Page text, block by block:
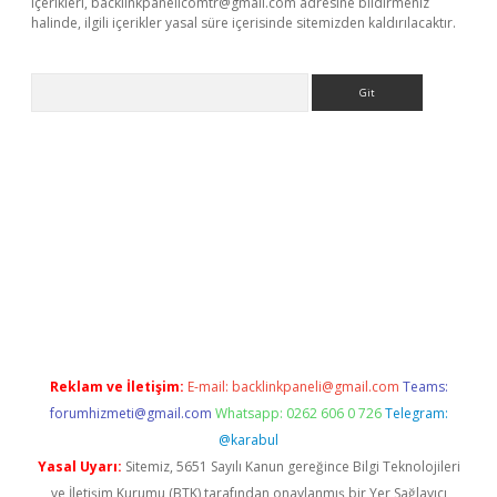
halinde, ilgili içerikler yasal süre içerisinde sitemizden kaldırılacaktır.
Reklam ve İletişim: E-mail: backlinkpaneli@gmail.com Teams:
forumhizmeti@gmail.com Whatsapp: 0262 606 0 726 Telegram:
@karabul
Yasal Uyarı: Sitemiz, 5651 Sayılı Kanun gereğince Bilgi Teknolojileri
ve İletişim Kurumu (BTK) tarafından onaylanmış bir Yer Sağlayıcı